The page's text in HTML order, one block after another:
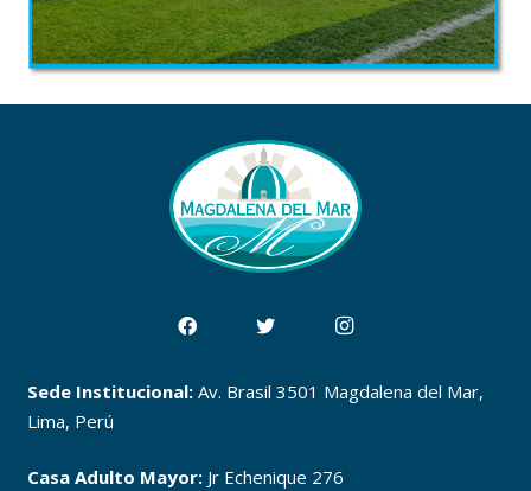
Sede Institucional:Av. Brasil 3501 Magdalena del Mar,
Lima, Perú
Casa Adulto Mayor:Jr Echenique 276